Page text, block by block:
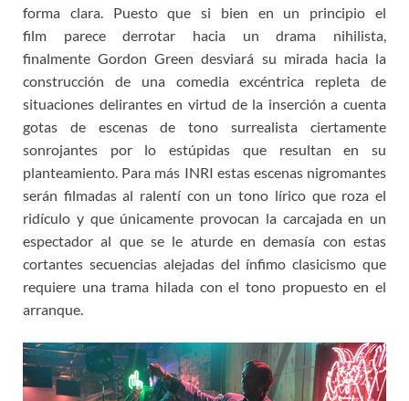
forma clara. Puesto que si bien en un principio el
film parece derrotar hacia un drama nihilista,
finalmente Gordon Green desviará su mirada hacia la
construcción de una comedia excéntrica repleta de
situaciones delirantes en virtud de la inserción a cuenta
gotas de escenas de tono surrealista ciertamente
sonrojantes por lo estúpidas que resultan en su
planteamiento. Para más INRI estas escenas nigromantes
serán filmadas al ralentí con un tono lírico que roza el
ridículo y que únicamente provocan la carcajada en un
espectador al que se le aturde en demasía con estas
cortantes secuencias alejadas del ínfimo clasicismo que
requiere una trama hilada con el tono propuesto en el
arranque.